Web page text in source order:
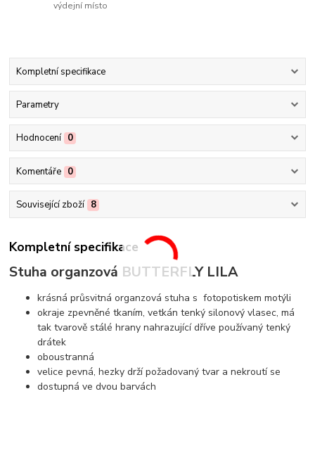
výdejní místo
Kompletní specifikace
Parametry
Hodnocení 0
Komentáře 0
Související zboží 8
Kompletní specifikace
Stuha organzová BUTTERFLY LILA
krásná průsvitná organzová stuha s fotopotiskem motýli
okraje zpevněné tkaním, vetkán tenký silonový vlasec, má
tak tvarově stálé hrany nahrazující dříve používaný tenký
drátek
oboustranná
velice pevná, hezky drží požadovaný tvar a nekroutí se
dostupná ve dvou barvách